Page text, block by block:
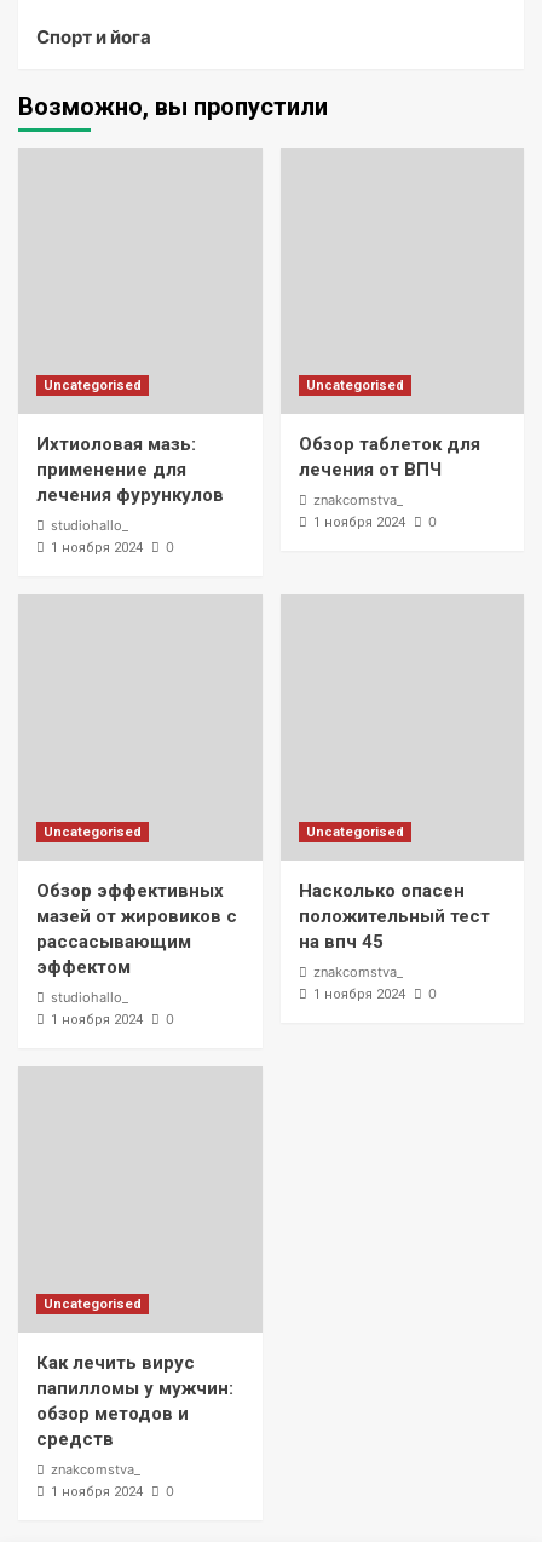
Спорт и йога
Возможно, вы пропустили
Uncategorised
Ихтиоловая мазь:
применение для
лечения фурункулов
studiohallo_
1 ноября 2024 0
Uncategorised
Обзор таблеток для
лечения от ВПЧ
znakcomstva_
1 ноября 2024 0
Uncategorised
Обзор эффективных
мазей от жировиков с
рассасывающим
эффектом
studiohallo_
1 ноября 2024 0
Uncategorised
Насколько опасен
положительный тест
на впч 45
znakcomstva_
1 ноября 2024 0
Uncategorised
Как лечить вирус
папилломы у мужчин:
обзор методов и
средств
znakcomstva_
1 ноября 2024 0